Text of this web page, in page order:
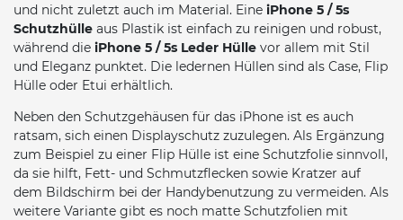
und nicht zuletzt auch im Material. Eine iPhone 5 / 5s
Schutzhülle aus Plastik ist einfach zu reinigen und robust,
während die iPhone 5 / 5s Leder Hülle vor allem mit Stil
und Eleganz punktet. Die ledernen Hüllen sind als Case, Flip
Hülle oder Etui erhältlich.
Neben den Schutzgehäusen für das iPhone ist es auch
ratsam, sich einen Displayschutz zuzulegen. Als Ergänzung
zum Beispiel zu einer Flip Hülle ist eine Schutzfolie sinnvoll,
da sie hilft, Fett- und Schmutzflecken sowie Kratzer auf
dem Bildschirm bei der Handybenutzung zu vermeiden. Als
weitere Variante gibt es noch matte Schutzfolien mit